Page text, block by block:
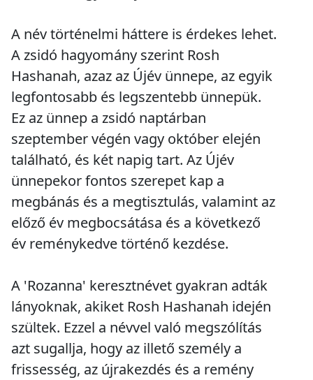
A név történelmi háttere is érdekes lehet.
A zsidó hagyomány szerint Rosh
Hashanah, azaz az Újév ünnepe, az egyik
legfontosabb és legszentebb ünnepük.
Ez az ünnep a zsidó naptárban
szeptember végén vagy október elején
található, és két napig tart. Az Újév
ünnepekor fontos szerepet kap a
megbánás és a megtisztulás, valamint az
előző év megbocsátása és a következő
év reménykedve történő kezdése.
A 'Rozanna' keresztnévet gyakran adták
lányoknak, akiket Rosh Hashanah idején
szültek. Ezzel a névvel való megszólítás
azt sugallja, hogy az illető személy a
frissesség, az újrakezdés és a remény